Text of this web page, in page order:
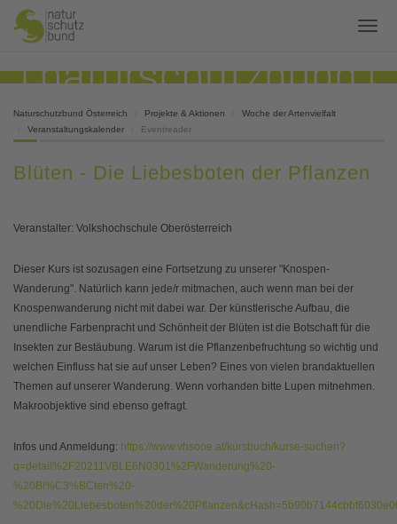
Naturschutzbund Österreich Projekte & Aktionen
Woche der Artenvielfalt
Veranstaltungskalender
Eventreader
Blüten - Die Liebesboten der Pflanzen
Veranstalter: Volkshochschule Oberösterreich
Dieser Kurs ist sozusagen eine Fortsetzung zu unserer "Knospen-
Wanderung". Natürlich kann jede/r mitmachen, auch wenn man bei der
Knospenwanderung nicht mit dabei war. Der künstlerische Aufbau, die
unendliche Farbenpracht und Schönheit der Blüten ist die Botschaft für die
Insekten zur Bestäubung. Warum ist die Pflanzenbefruchtung so wichtig und
welchen Einfluss hat sie auf unser Leben? Eines von vielen brandaktuellen
Themen auf unserer Wanderung. Wenn vorhanden bitte Lupen mitnehmen.
Makroobjektive sind ebenso gefragt.
Infos und Anmeldung: https://www.vhsooe.at/kursbuch/kurse-suchen?
q=detail%2F20211VBLE6N0301%2FWanderung%20-
%20Bl%C3%BCten%20-